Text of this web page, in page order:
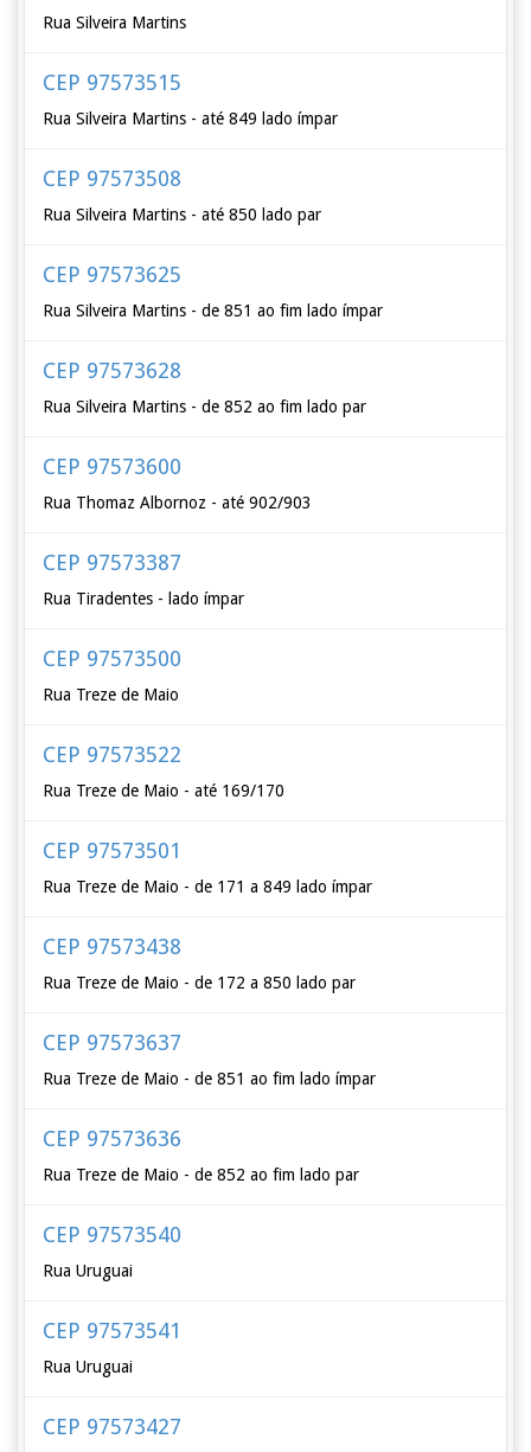
Rua Silveira Martins
CEP 97573515
Rua Silveira Martins - até 849 lado ímpar
CEP 97573508
Rua Silveira Martins - até 850 lado par
CEP 97573625
Rua Silveira Martins - de 851 ao fim lado ímpar
CEP 97573628
Rua Silveira Martins - de 852 ao fim lado par
CEP 97573600
Rua Thomaz Albornoz - até 902/903
CEP 97573387
Rua Tiradentes - lado ímpar
CEP 97573500
Rua Treze de Maio
CEP 97573522
Rua Treze de Maio - até 169/170
CEP 97573501
Rua Treze de Maio - de 171 a 849 lado ímpar
CEP 97573438
Rua Treze de Maio - de 172 a 850 lado par
CEP 97573637
Rua Treze de Maio - de 851 ao fim lado ímpar
CEP 97573636
Rua Treze de Maio - de 852 ao fim lado par
CEP 97573540
Rua Uruguai
CEP 97573541
Rua Uruguai
CEP 97573427